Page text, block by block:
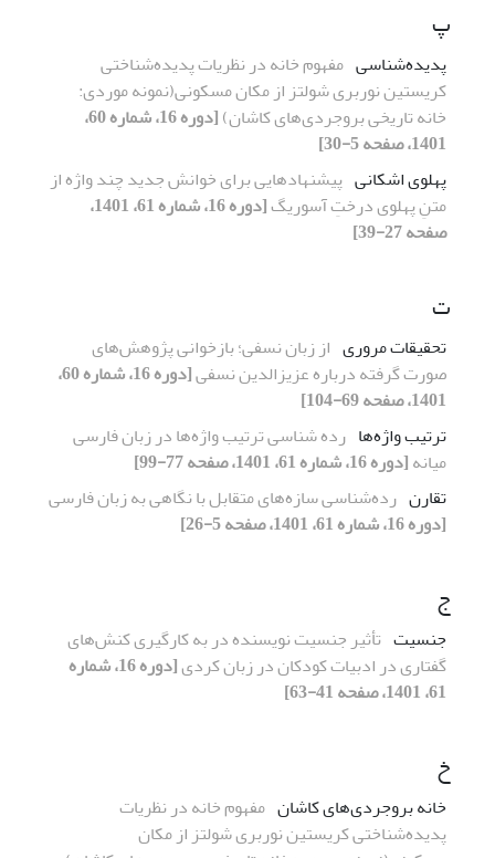
پ
پدیده‌شناسی مفهوم خانه در نظریات پدیده‌شناختی
کریستین نوربری شولتز از مکان مسکونی(نمونه موردی:
خانه تاریخی بروجردی‌های کاشان)
[دوره 16، شماره 60،
1401، صفحه 5-30]
پهلوی اشکانی پیشنهادهایی برای خوانش جدید چند واژه از
متنِ پهلوی درختِ آسوریگ
[دوره 16، شماره 61، 1401،
صفحه 27-39]
ت
تحقیقات مروری از زبان نسفی؛ بازخوانی پژوهش‌های
صورت گرفته درباره عزیزالدین نسفی
[دوره 16، شماره 60،
1401، صفحه 69-104]
ترتیب واژه‌ها رده شناسی ترتیب واژه‌ها در زبان فارسی
میانه[دوره 16، شماره 61، 1401، صفحه 77-99]
تقارن رده‌شناسی سازه‌های متقابل با نگاهی به زبان فارسی
[دوره 16، شماره 61، 1401، صفحه 5-26]
ج
جنسیت تأثیر جنسیت نویسنده در به کارگیری کنش‌های
گفتاری در ادبیات کودکان در زبان کردی
[دوره 16، شماره
61، 1401، صفحه 41-63]
خ
خانه بروجردی‌های کاشان مفهوم خانه در نظریات
پدیده‌شناختی کریستین نوربری شولتز از مکان